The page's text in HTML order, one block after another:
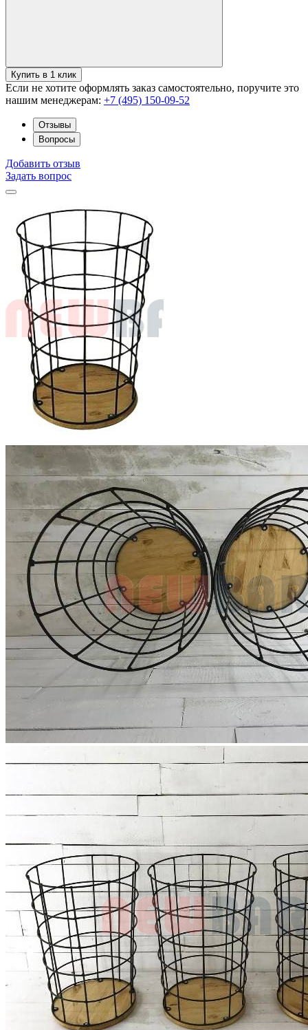
Купить в 1 клик
Если не хотите оформлять заказ самостоятельно, поручите это
нашим менеджерам: +7 (495) 150-09-52
Отзывы
Вопросы
Добавить отзыв
Задать вопрос